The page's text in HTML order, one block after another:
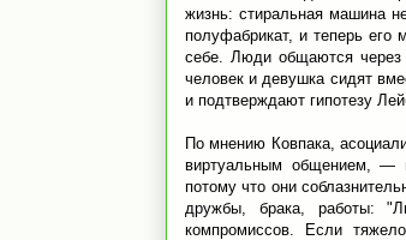
жизнь: стиральная машина
полуфабрикат, и теперь его
себе. Люди общаются через
человек и девушка сидят
и подтверждают гипотезу
По мнению Ковпака,
виртуальным общением, —
потому что они
дружбы, брака, работы:
компромиссов. Если